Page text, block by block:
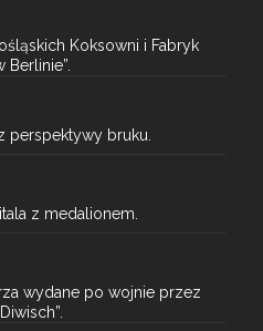
Koksowni i Fabryk
Berlinie”.
perspektywy bruku.
z medalionem.
wydane po wojnie przez